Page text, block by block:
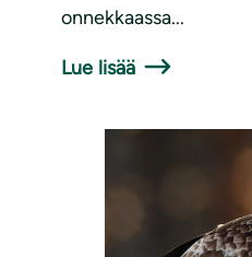
onnekkaassa...
Lue lisää